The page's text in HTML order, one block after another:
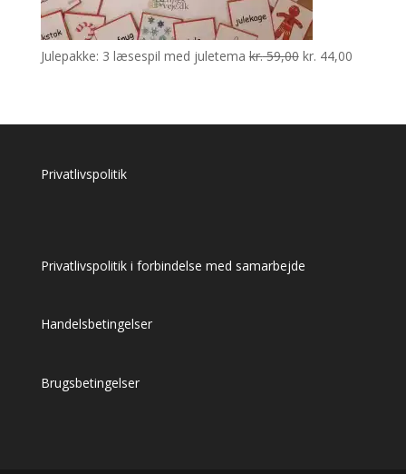
Julepakke: 3 læsespil med juletema kr.59,00 Den
kr. 44,00Den
Privatlivspolitik
Privatlivspolitik i forbindelse med samarbejde
Handelsbetingelser
Brugsbetingelser